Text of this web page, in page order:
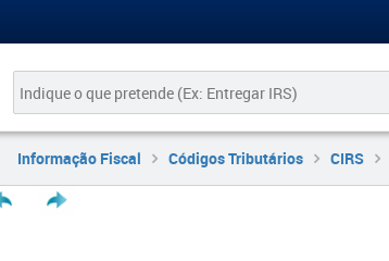
Informação Fiscal Códigos Tributários CIRS